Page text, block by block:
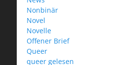
Nonbinär
Novel
Novelle
Offener Brief
Queer
queer gelesen